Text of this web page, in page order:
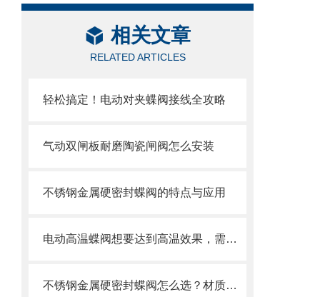
相关文章
RELATED ARTICLES
轻松搞定！电动对夹蝶阀接线全攻略
气动双闸板耐磨陶瓷闸阀怎么安装
不锈钢金属硬密封蝶阀的特点与应用
电动高温蝶阀想要达到高温效果，需要满足以下几个要求
不锈钢金属硬密封蝶阀怎么选？材质、压力、温度一文搞定选购指南